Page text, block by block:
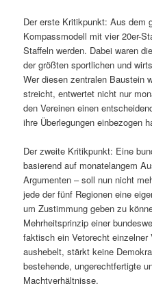
Der erste Kritikpunkt: Aus dem
Kompassmodell mit vier 20er-
Staffeln werden. Dabei waren
der größten sportlichen und
Wer diesen zentralen Baustein
streicht, entwertet nicht nur
den Vereinen einen
ihre Überlegungen einbezogen
Der zweite Kritikpunkt: Eine
basierend auf monatelangem
Argumenten – soll nun nicht
jede der fünf Regionen eine
um Zustimmung geben zu
Mehrheitsprinzip einer
faktisch ein Vetorecht einzelner
aushebelt, stärkt keine
bestehende, ungerechtfertigte
Machtverhältnisse.